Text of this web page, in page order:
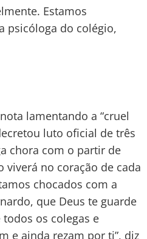
Estamos
psicóloga do colégio,
lamentando a “cruel
luto oficial de três
chora com o partir de
viverá no coração de cada
chocados com a
que Deus te guarde
os colegas e
e ainda rezam por ti”, diz